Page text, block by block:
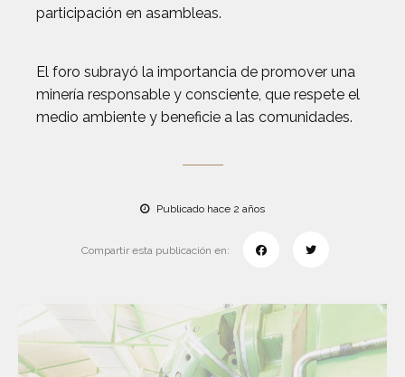
participación en asambleas.
El foro subrayó la importancia de promover una
minería responsable y consciente, que respete el
medio ambiente y beneficie a las comunidades.
Publicado hace 2 años
Compartir esta publicación en: